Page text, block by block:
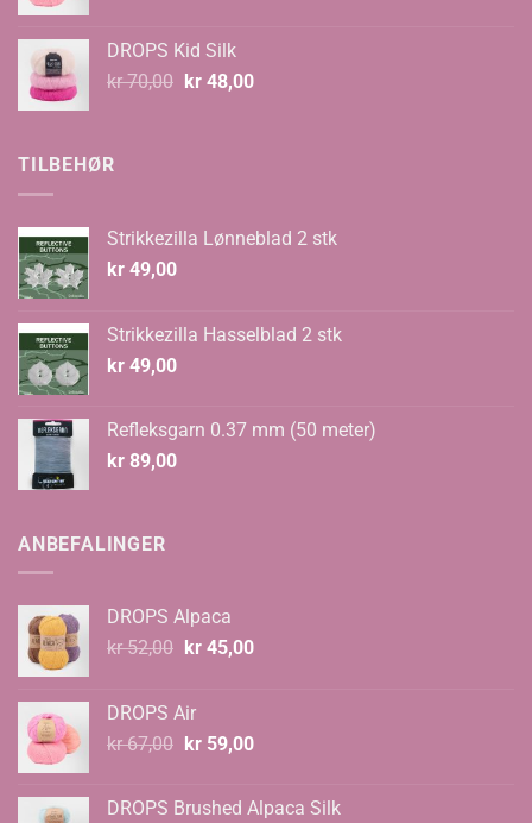
kr 67,00.
DROPS Kid Silk
kr70,00 Opprinnelig
kr48,00Nåværende
TILBEHØR
Strikkezilla Lønneblad 2 stk
kr 49,00
Strikkezilla Hasselblad 2 stk
kr 49,00
Refleksgarn 0.37 mm (50 meter)
kr 89,00
ANBEFALINGER
DROPS Alpaca
kr52,00 Opprinnelig
kr 52,00.
kr45,00Nåværende
DROPS Air
kr67,00 Opprinnelig
kr 67,00.
kr59,00Nåværende
kr 59,00.
DROPS Brushed Alpaca Silk